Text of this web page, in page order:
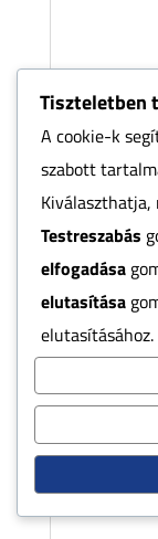
Miért
Képzeld
nap, a
te pedig
magad…
Tiszteletben
A cookie-k
szabott
Kiválaszthatja,
Testreszabás
elfogadása
elutasítása
elutasításához.